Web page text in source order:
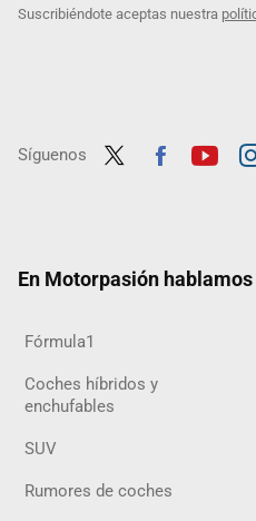
Suscribiéndote aceptas nuestra
Síguenos
En Motorpasión hablamos
Fórmula1
Coches híbridos y
enchufables
SUV
Rumores de coches